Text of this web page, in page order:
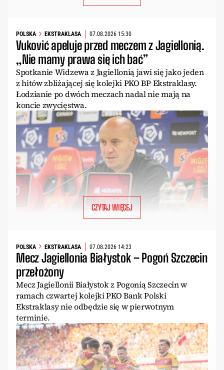
POLSKA EKSTRAKLASA 07.08.2026 15:30
Vuković apeluje przed meczem z Jagiellonią.
„Nie mamy prawa się ich bać”
Spotkanie Widzewa z Jagiellonią jawi się jako jeden
z hitów zbliżającej się kolejki PKO BP Ekstraklasy.
Łodzianie po dwóch meczach nadal nie mają na
koncie zwycięstwa.
CZYTAJ WIĘCEJ
POLSKA EKSTRAKLASA 07.08.2026 14:23
Mecz Jagiellonia Białystok – Pogoń Szczecin
przełożony
Mecz Jagiellonii Białystok z Pogonią Szczecin w
ramach czwartej kolejki PKO Bank Polski
Ekstraklasy nie odbędzie się w pierwotnym
terminie.